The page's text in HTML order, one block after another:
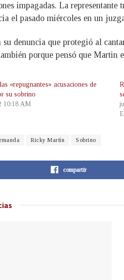
impagadas. La
el pasado miércoles en un
denuncia que protegió al
porque pensó que
«repugnantes» acusaciones de
su sobrino
10:18 AM
Ricky Martín Sobrino
compartir